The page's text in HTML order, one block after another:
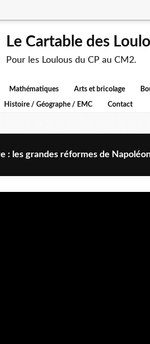
Le Cartable des
Pour les Loulous du CP au CM2.
Mathématiques Arts et bricolage
Histoire / Géographe / EMC Contact
: les grandes réformes de